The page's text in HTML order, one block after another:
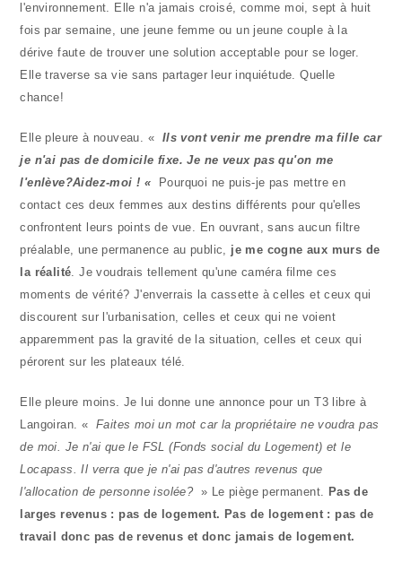
l'environnement. Elle n'a jamais croisé, comme moi, sept à huit
fois par semaine, une jeune femme ou un jeune couple à la
dérive faute de trouver une solution acceptable pour se loger.
Elle traverse sa vie sans partager leur inquiétude. Quelle
chance!
Elle pleure à nouveau. « Ils vont venir me prendre ma fille car
je n'ai pas de domicile fixe. Je ne veux pas qu'on me
l'enlève?Aidez-moi ! «
Pourquoi ne puis-je pas mettre en
contact ces deux femmes aux destins différents pour qu'elles
confrontent leurs points de vue. En ouvrant, sans aucun filtre
préalable, une permanence au public, je me cogne aux murs de
la réalité. Je voudrais tellement qu'une caméra filme ces
moments de vérité? J'enverrais la cassette à celles et ceux qui
discourent sur l'urbanisation, celles et ceux qui ne voient
apparemment pas la gravité de la situation, celles et ceux qui
pérorent sur les plateaux télé.
Elle pleure moins. Je lui donne une annonce pour un T3 libre à
Langoiran. « Faites moi un mot car la propriétaire ne voudra pas
de moi. Je n'ai que le FSL (Fonds social du Logement) et le
Locapass. Il verra que je n'ai pas d'autres revenus que
l'allocation de personne isolée? » Le piège permanent. Pas de
larges revenus : pas de logement. Pas de logement : pas de
travail donc pas de revenus et donc jamais de logement.